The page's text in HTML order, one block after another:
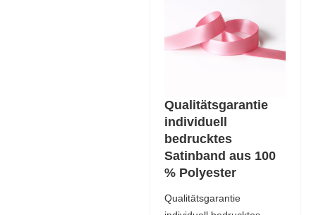
Qualitätsgarantie
individuell
bedrucktes
Satinband aus 100
% Polyester
Qualitätsgarantie